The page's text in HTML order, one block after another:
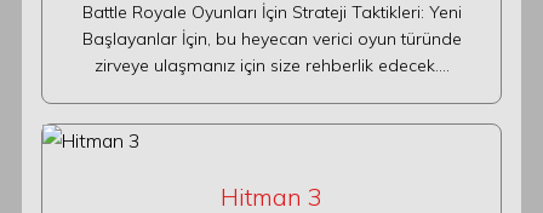
Battle Royale Oyunları İçin Strateji Taktikleri: Yeni
Başlayanlar İçin, bu heyecan verici oyun türünde
zirveye ulaşmanız için size rehberlik edecek.…
Hitman 3